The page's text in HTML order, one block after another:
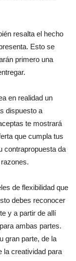
resalta el hecho
Esto se
primero una
en realidad un
dispuesto a
te mostrará
que cumpla tus
contrapropuesta da
de flexibilidad que
debes reconocer
y a partir de allí
ambas partes.
gran parte, de la
la creatividad para